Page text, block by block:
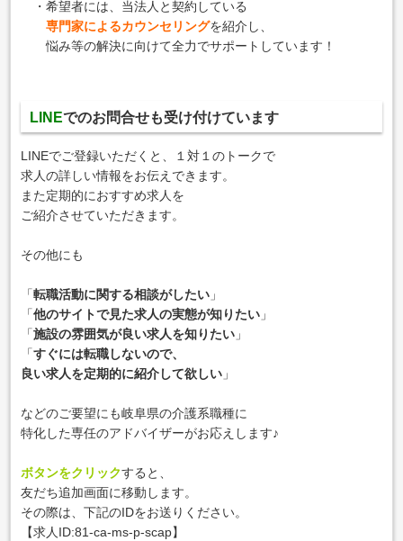
・希望者には、当法人と契約している
専門家によるカウンセリングを紹介し、
悩み等の解決に向けて全力でサポートしています！
LINEでのお問合せも受け付けています
LINEでご登録いただくと、１対１のトークで
求人の詳しい情報をお伝えできます。
また定期的におすすめ求人を
ご紹介させていただきます。
その他にも
「転職活動に関する相談がしたい 」
「他のサイトで見た求人の実態が知りたい 」
「施設の雰囲気が良い求人を知りたい 」
「すぐには転職しないので、
良い求人を定期的に紹介して欲しい 」
などのご要望にも岐阜県の介護系職種に
特化した専任のアドバイザーがお応えします♪
ボタンをクリックすると、
友だち追加画面に移動します。
その際は、下記のIDをお送りください。
【求人ID:81-ca-ms-p-scap】